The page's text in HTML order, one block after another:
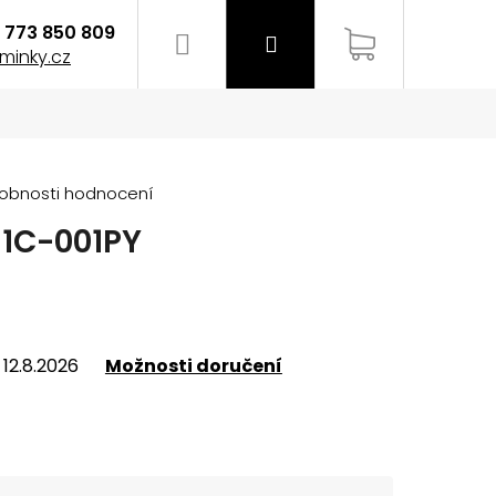
773 850 809 PřihlášeníNákupní
hodnocení
001PY
12.8.2026 Možnosti doručení